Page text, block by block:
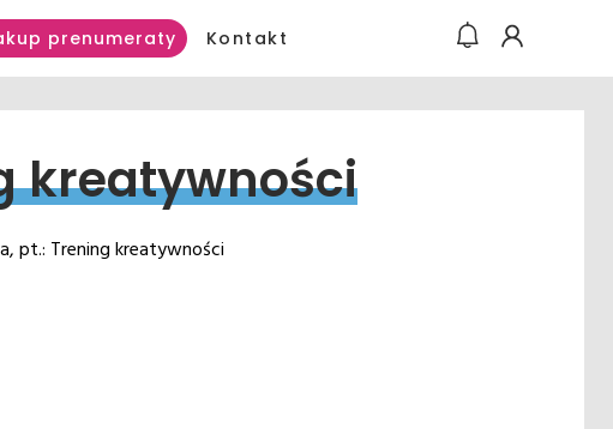
prenumeraty Kontakt
kreatywności
pt.: Trening kreatywności